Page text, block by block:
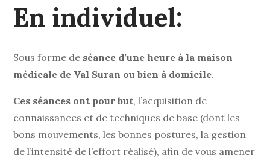
En individuel:
Sous forme de séance d’une heure à la maison
médicale de Val Suran ou bien à domicile.
Ces séances ont pour but, l’acquisition de
connaissances et de techniques de base (dont les
bons mouvements, les bonnes postures, la gestion
de l’intensité de l’effort réalisé), afin de vous amener